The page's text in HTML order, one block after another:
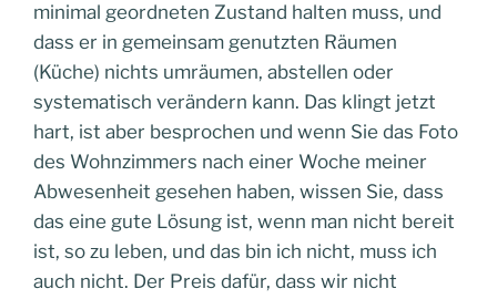
minimal geordneten Zustand halten muss, und
dass er in gemeinsam genutzten Räumen
(Küche) nichts umräumen, abstellen oder
systematisch verändern kann. Das klingt jetzt
hart, ist aber besprochen und wenn Sie das Foto
des Wohnzimmers nach einer Woche meiner
Abwesenheit gesehen haben, wissen Sie, dass
das eine gute Lösung ist, wenn man nicht bereit
ist, so zu leben, und das bin ich nicht, muss ich
auch nicht. Der Preis dafür, dass wir nicht